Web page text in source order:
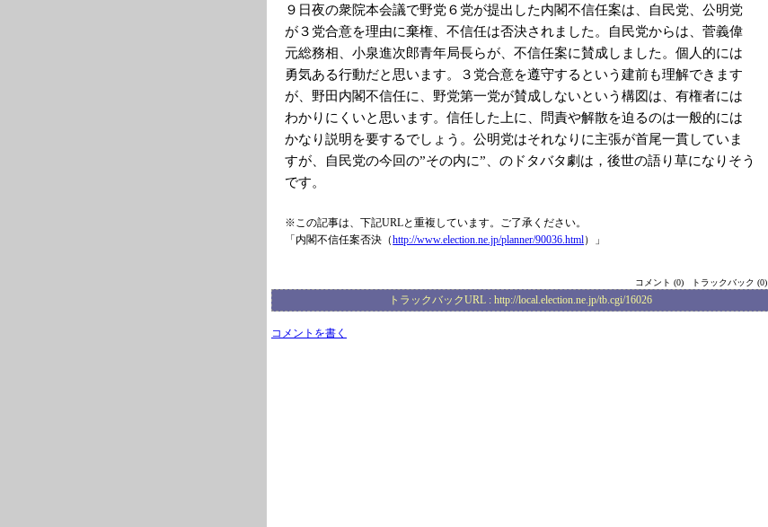
９日夜の衆院本会議で野党６党が提出した内閣不信任案は、自民党、公明党
が３党合意を理由に棄権、不信任は否決されました。自民党からは、菅義偉
元総務相、小泉進次郎青年局長らが、不信任案に賛成しました。個人的には
勇気ある行動だと思います。３党合意を遵守するという建前も理解できます
が、野田内閣不信任に、野党第一党が賛成しないという構図は、有権者には
わかりにくいと思います。信任した上に、問責や解散を迫るのは一般的には
かなり説明を要するでしょう。公明党はそれなりに主張が首尾一貫していま
すが、自民党の今回の”その内に”、のドタバタ劇は，後世の語り草になりそう
です。
※この記事は、下記URLと重複しています。ご了承ください。
「内閣不信任案否決（http://www.election.ne.jp/planner/90036.html）」
コメント (0) トラックバック (0)
トラックバックURL : http://local.election.ne.jp/tb.cgi/16026
コメントを書く